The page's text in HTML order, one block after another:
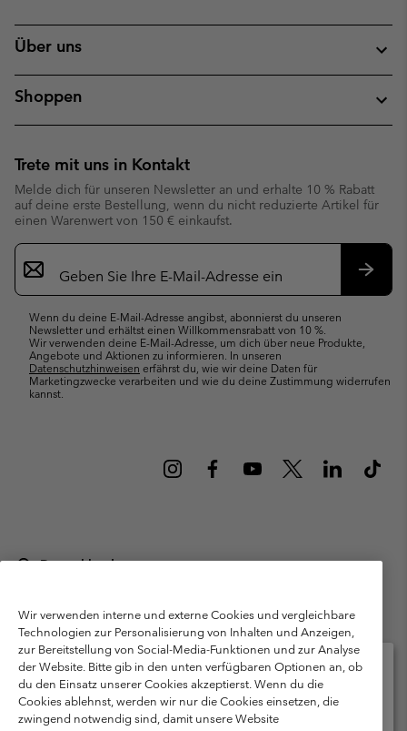
Über uns
Shoppen
Trete mit uns in Kontakt
Melde dich für unseren Newsletter an und erhalte 10 % Rabatt
auf deine erste Bestellung, wenn du nicht reduzierte Artikel für
einen Warenwert von 150 € einkaufst.
Newsletter-
Anmeldung
Wenn du deine E-Mail-Adresse angibst, abonnierst du unseren
Newsletter und erhältst einen Willkommensrabatt von 10 %.
Wir verwenden deine E-Mail-Adresse, um dich über neue Produkte,
Angebote und Aktionen zu informieren. In unseren
Datenschutzhinweisen erfährst du, wie wir deine Daten für
Marketingzwecke verarbeiten und wie du deine Zustimmung widerrufen
kannst.
Deutschland
München Deutschland. Alle Rechte vorbehalten.
Nutzungsbedingungen
Allgemeine Verkaufsbedingungen
Garantie
Datenschutzerklärung
Bestimmungen und Bedingungen des Mitglieder Programms
Nutzungsbedingungen Für Nutzergenerierte Inhalte
Wir verwenden interne und externe Cookies und vergleichbare
Technologien zur Personalisierung von Inhalten und Anzeigen,
zur Bereitstellung von Social-Media-Funktionen und zur Analyse
der Website. Bitte gib in den unten verfügbaren Optionen an, ob
du den Einsatz unserer Cookies akzeptierst. Wenn du die
Cookies ablehnst, werden wir nur die Cookies einsetzen, die
zwingend notwendig sind, damit unsere Website
Bitte wählen Sie Ihr Lieferland und Ihre Sprache